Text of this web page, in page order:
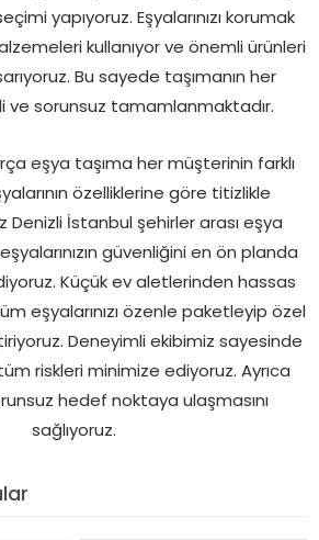
yapıyoruz. Eşyalarınızı korumak
kullanıyor ve önemli ürünleri
Bu sayede taşımanın her
ve sorunsuz tamamlanmaktadır.
eşya taşıma her müşterinin farklı
özelliklerine göre titizlikle
Denizli İstanbul şehirler arası eşya
güvenliğini en ön planda
Küçük ev aletlerinden hassas
eşyalarınızı özenle paketleyip özel
Deneyimli ekibimiz sayesinde
riskleri minimize ediyoruz. Ayrıca
hedef noktaya ulaşmasını
sağlıyoruz.